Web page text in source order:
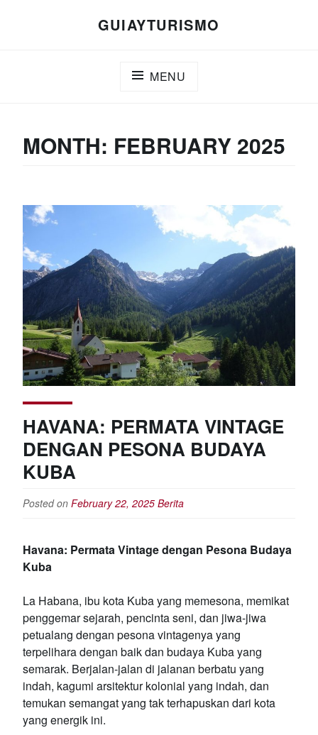
GUIAYTURISMO
MENU
MONTH: FEBRUARY 2025
HAVANA: PERMATA VINTAGE
DENGAN PESONA BUDAYA
KUBA
Posted on February 22, 2025 Berita
Havana: Permata Vintage dengan Pesona Budaya
Kuba
La Habana, ibu kota Kuba yang memesona, memikat
penggemar sejarah, pencinta seni, dan jiwa-jiwa
petualang dengan pesona vintagenya yang
terpelihara dengan baik dan budaya Kuba yang
semarak. Berjalan-jalan di jalanan berbatu yang
indah, kagumi arsitektur kolonial yang indah, dan
temukan semangat yang tak terhapuskan dari kota
yang energik ini.